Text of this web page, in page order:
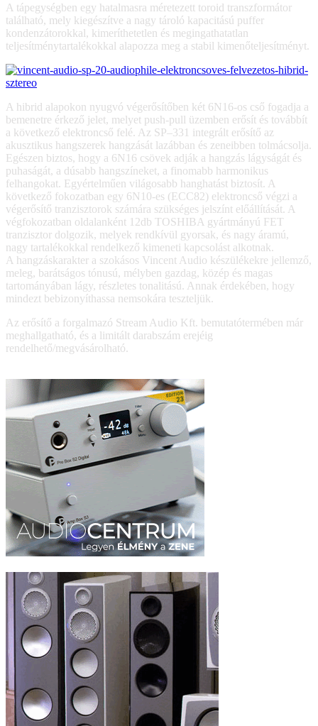
A tápegységben egy hatalmasra méretezett toroid transzformátor
található, mely kiegészítve a nagy tároló kapacitású puffer
kondenzátorokkal, kimeríthetetlen és megingathatatlan
teljesítménytartalékokkal alapozza meg a stabil kimenőteljesítményt.
A hibrid alapokon nyugvó végerősítőben két 6N16-os cső fogadja a
bemenetre érkező jelet, melyet push-pull üzemben erősít és továbbít
a következő elektroncső felé. Az SP–331 integrált erősítő az
akusztikus hangszerek hangzását lazábban és zeneibben tolmácsolja.
Egészen biztos, hogy a 6N16 csövek adják a hangzás lágyságát és
puhaságát, a dúsabb hangszíneket, a finomabb harmonikus
felhangokat. Egyértelműen világosabb hanghatást biztosít. A
következő fokozatban egy 6N10-es (ECC82) elektroncső végzi a
végerősítő tranzisztorok számára szükséges jelszínt előállítását. A
végfokozatban oldalanként 12db TOSHIBA gyártmányú FET
tranzisztor dolgozik, melyek rendkívül gyorsak, és nagy áramú,
nagy tartalékokkal rendelkező kimeneti kapcsolást alkotnak.
A hangzáskarakter a szokásos Vincent Audio készülékekre jellemző,
meleg, barátságos tónusú, mélyben gazdag, közép és magas
tartományában lágy, részletes tonalitású. Annak érdekében, hogy
mindezt bebizonyíthassa nemsokára teszteljük.
Az erősítő a forgalmazó Stream Audio Kft. bemutatótermében már
meghallgatható, és a limitált darabszám erejéig
rendelhető/megvásárolható.